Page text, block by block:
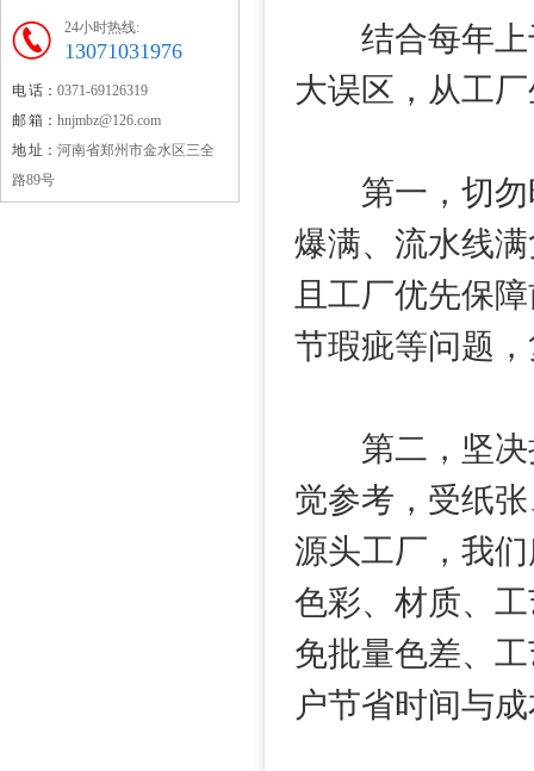
24小时热线:
13071031976
电 话： 0371-69126319
邮 箱： hnjmbz@126.com
地 址： 河南省郑州市金水区三全
路89号
结合每年上
大误区，从工
第一，切勿旺
爆满、流水线
且工厂优先保
节瑕疵等问题
第二，坚决执
觉参考，受纸
源头工厂，我
色彩、材质、
免批量色差、
户节省时间与